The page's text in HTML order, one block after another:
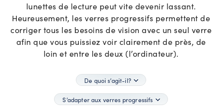
lunettes de lecture peut vite devenir lassant.
Heureusement, les verres progressifs permettent de
corriger tous les besoins de vision avec un seul verre
afin que vous puissiez voir clairement de près, de
loin et entre les deux (l’ordinateur).
De quoi s’agit-il?
S’adapter aux verres progressifs